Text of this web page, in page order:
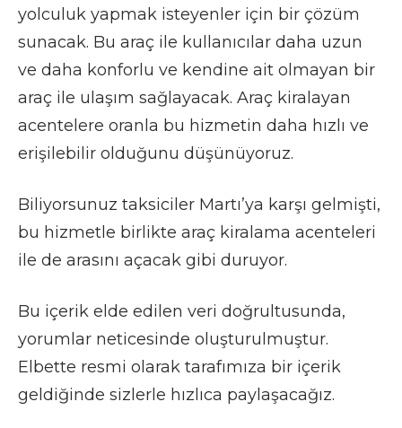
yolculuk yapmak isteyenler için bir çözüm
sunacak. Bu araç ile kullanıcılar daha uzun
ve daha konforlu ve kendine ait olmayan bir
araç ile ulaşım sağlayacak. Araç kiralayan
acentelere oranla bu hizmetin daha hızlı ve
erişilebilir olduğunu düşünüyoruz.
Biliyorsunuz taksiciler Martı’ya karşı gelmişti,
bu hizmetle birlikte araç kiralama acenteleri
ile de arasını açacak gibi duruyor.
Bu içerik elde edilen veri doğrultusunda,
yorumlar neticesinde oluşturulmuştur.
Elbette resmi olarak tarafımıza bir içerik
geldiğinde sizlerle hızlıca paylaşacağız.